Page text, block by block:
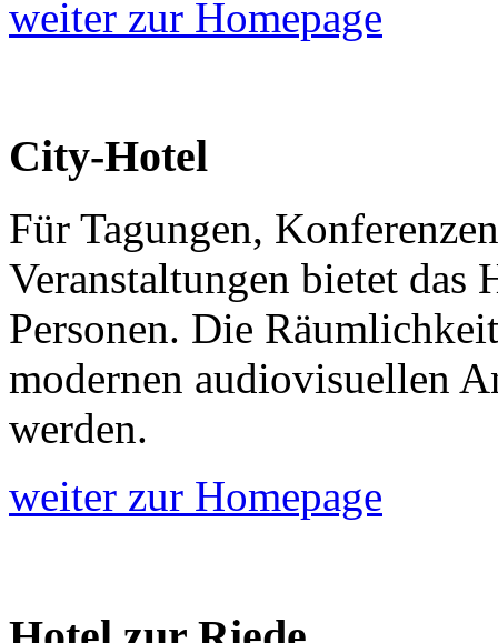
weiter zur Homepage
City-Hotel
Für Tagungen,
Veranstaltungen bietet das
Personen. Die
modernen audiovisuellen
werden.
weiter zur Homepage